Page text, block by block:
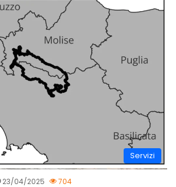
Servizi
23/04/2025 704